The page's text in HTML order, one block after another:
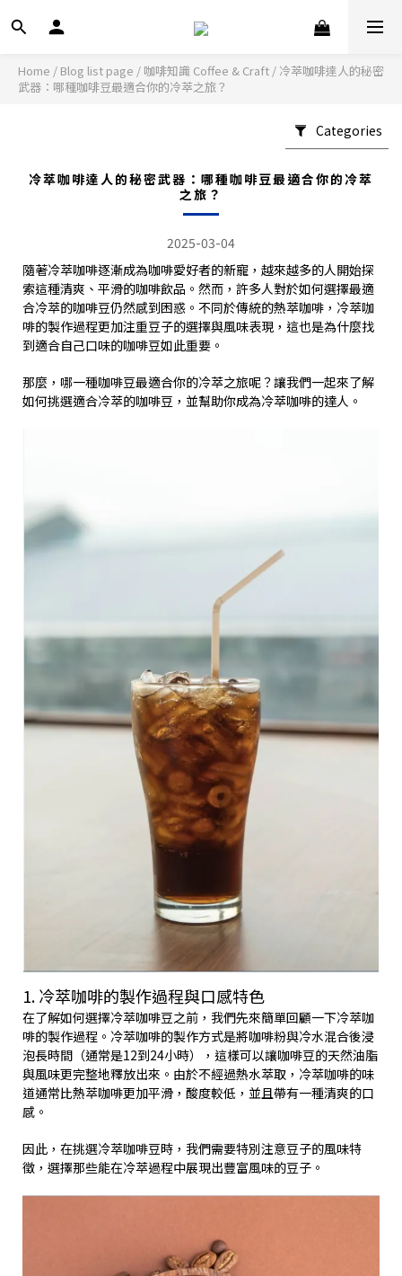
Home / Blog list page / 咖啡知識 Coffee & Craft / 冷萃咖啡達人的秘密
武器：哪種咖啡豆最適合你的冷萃之旅？
Categories
冷萃咖啡達人的秘密武器：哪種咖啡豆最適合你的冷萃
之旅？
2025-03-04
隨著冷萃咖啡逐漸成為咖啡愛好者的新寵，越來越多的人開始探
索這種清爽、平滑的咖啡飲品。然而，許多人對於如何選擇最適
合冷萃的咖啡豆仍然感到困惑。不同於傳統的熱萃咖啡，冷萃咖
啡的製作過程更加注重豆子的選擇與風味表現，這也是為什麼找
到適合自己口味的咖啡豆如此重要。
那麼，哪一種咖啡豆最適合你的冷萃之旅呢？讓我們一起來了解
如何挑選適合冷萃的咖啡豆，並幫助你成為冷萃咖啡的達人。
1. 冷萃咖啡的製作過程與口感特色
在了解如何選擇冷萃咖啡豆之前，我們先來簡單回顧一下冷萃咖
啡的製作過程。冷萃咖啡的製作方式是將咖啡粉與冷水混合後浸
泡長時間（通常是12到24小時），這樣可以讓咖啡豆的天然油脂
與風味更完整地釋放出來。由於不經過熱水萃取，冷萃咖啡的味
道通常比熱萃咖啡更加平滑，酸度較低，並且帶有一種清爽的口
感。
因此，在挑選冷萃咖啡豆時，我們需要特別注意豆子的風味特
徵，選擇那些能在冷萃過程中展現出豐富風味的豆子。